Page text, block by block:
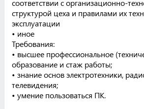
соответствии с организационно-
структурой цеха и правилами их
эксплуатации
• иное
Требования:
• высшее профессиональное
образование и стаж работы;
• знание основ электротехники,
телевидения;
• умение пользоваться ПК.